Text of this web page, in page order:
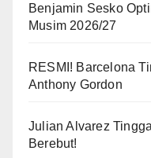
Benjamin Sesko
Musim 2026/27
RESMI! Barcelona
Anthony Gordon
Julian Alvarez
Berebut!